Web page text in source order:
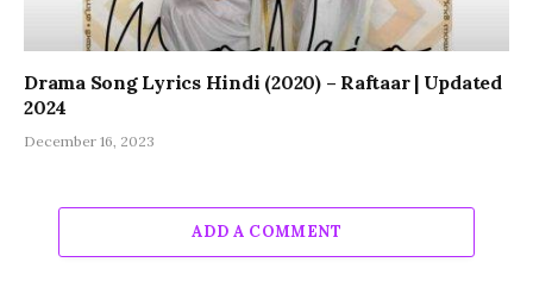
Drama Song Lyrics Hindi (2020) – Raftaar | Updated
2024
December 16, 2023
ADD A COMMENT